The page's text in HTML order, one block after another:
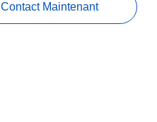
Contact Maintenant